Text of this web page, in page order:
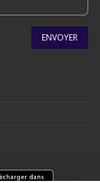
ENVOYER